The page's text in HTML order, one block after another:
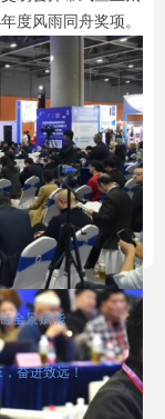
度风雨同舟奖项。
全景赋能
奋进致远！